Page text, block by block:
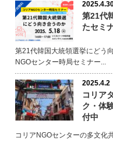
第21代
たセミ
第21代韓国大統領選挙にどう
NGOセンター時局セミナー...
2025.4.2
コリア
ク・体
付中
コリアNGOセンターの多文化